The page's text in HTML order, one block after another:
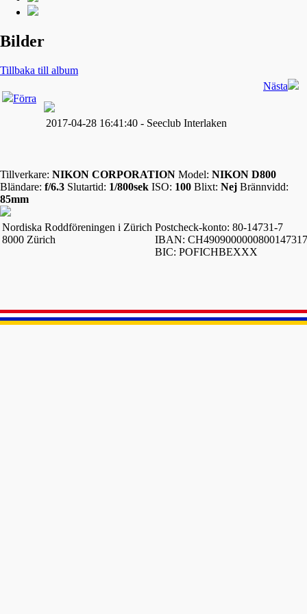
Bilder
Tillbaka till album
Förra
2017-04-28 16:41:40 - Seeclub Interlaken
Nästa
Tillverkare: NIKON CORPORATION Model: NIKON D800
Bländare: f/6.3 Slutartid: 1/800sek ISO: 100 Blixt: Nej Brännvidd:
85mm
Nordiska Roddföreningen i Zürich
8000 Zürich
Postcheck-konto: 80-14731-7
IBAN: CH4909000000800147317
BIC: POFICHBEXXX